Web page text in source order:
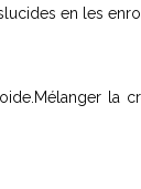
en les
la